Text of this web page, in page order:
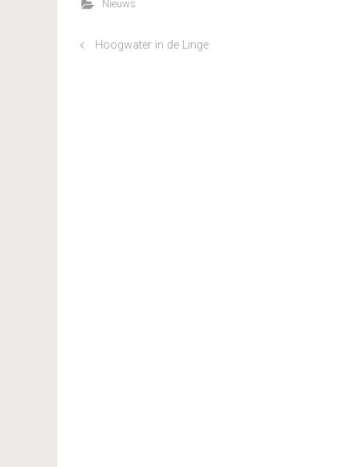
Nieuws
Hoogwater in de Linge